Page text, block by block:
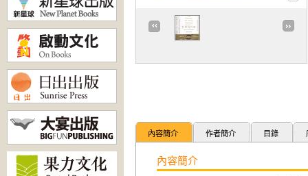
內容簡介 作者簡介 目錄
內容簡介